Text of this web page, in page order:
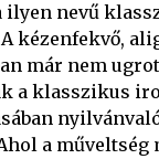
nevű
kézenfekvő,
már nem
a klasszikus
a műveltség